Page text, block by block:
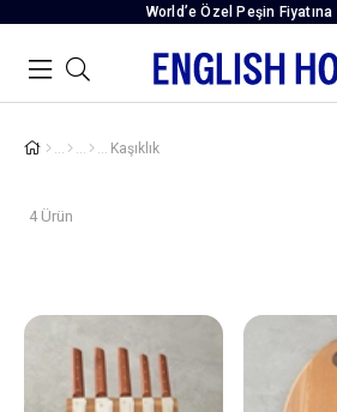
World’e Özel Peşin Fiyatına
Kaşıklık
4 Ürün